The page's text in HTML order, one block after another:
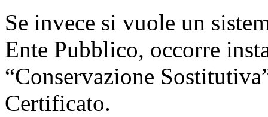
Se invece si vuole un
Ente Pubblico, occorre
“Conservazione
Certificato.